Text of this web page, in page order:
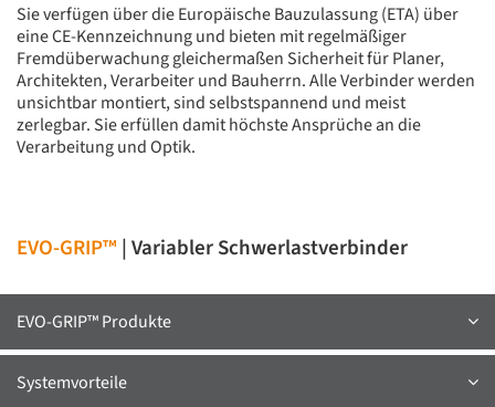
Sie verfügen über die Europäische Bauzulassung (ETA) über
eine CE-Kennzeichnung und bieten mit regelmäßiger
Fremdüberwachung gleichermaßen Sicherheit für Planer,
Architekten, Verarbeiter und Bauherrn. Alle Verbinder werden
unsichtbar montiert, sind selbstspannend und meist
zerlegbar. Sie erfüllen damit höchste Ansprüche an die
Verarbeitung und Optik.
EVO-GRIP™ | Variabler Schwerlastverbinder
EVO-GRIP™ Produkte
Systemvorteile